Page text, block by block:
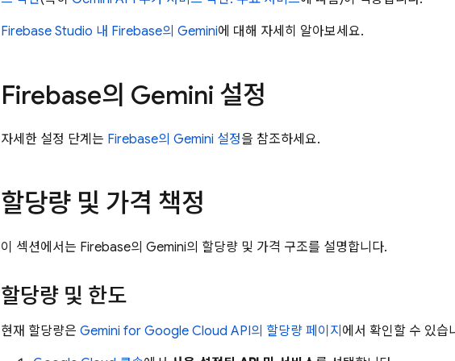
Firebase Studio 내 Firebase의 Gemini에 대해 자세히 알아보세요.
Firebase의 Gemini 설정
자세한 설정 단계는 Firebase의 Gemini 설정을 참조하세요.
할당량 및 가격 책정
이 섹션에서는 Firebase의 Gemini의 할당량 및 가격 구조를 설명합니다.
할당량 및 한도
현재 할당량은 Gemini for Google Cloud API의 할당량 페이지 에서 확인할 수 있습